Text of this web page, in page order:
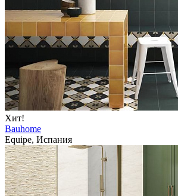
Хит!
Bauhome
Equipe, Испания